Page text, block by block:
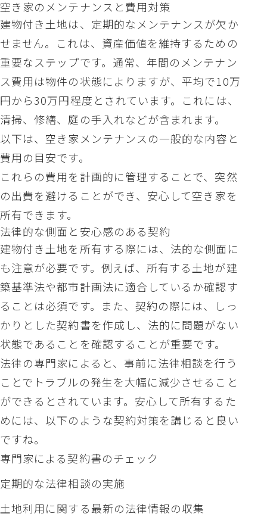
空き家のメンテナンスと費用対策
建物付き土地は、定期的なメンテナンスが欠か
せません。これは、資産価値を維持するための
重要なステップです。通常、年間のメンテナン
ス費用は物件の状態によりますが、平均で10万
円から30万円程度とされています。これには、
清掃、修繕、庭の手入れなどが含まれます。
以下は、空き家メンテナンスの一般的な内容と
費用の目安です。
これらの費用を計画的に管理することで、突然
の出費を避けることができ、安心して空き家を
所有できます。
法律的な側面と安心感のある契約
建物付き土地を所有する際には、法的な側面に
も注意が必要です。例えば、所有する土地が建
築基準法や都市計画法に適合しているか確認す
ることは必須です。また、契約の際には、しっ
かりとした契約書を作成し、法的に問題がない
状態であることを確認することが重要です。
法律の専門家によると、事前に法律相談を行う
ことでトラブルの発生を大幅に減少させること
ができるとされています。安心して所有するた
めには、以下のような契約対策を講じると良い
ですね。
専門家による契約書のチェック
定期的な法律相談の実施
土地利用に関する最新の法律情報の収集